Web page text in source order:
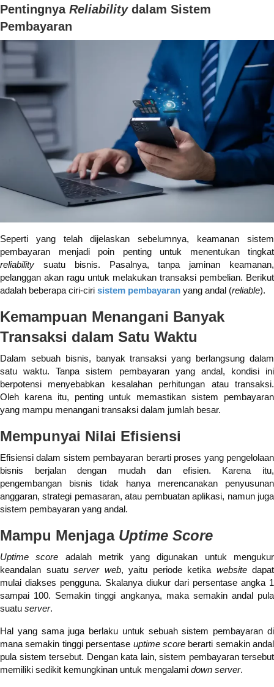
Pentingnya Reliability dalam Sistem
Pembayaran
Seperti yang telah dijelaskan sebelumnya, keamanan sistem
pembayaran menjadi poin penting untuk menentukan tingkat
reliability suatu bisnis. Pasalnya, tanpa jaminan keamanan,
pelanggan akan ragu untuk melakukan transaksi pembelian. Berikut
adalah beberapa ciri-ciri sistem pembayaran yang andal (reliable).
Kemampuan Menangani Banyak
Transaksi dalam Satu Waktu
Dalam sebuah bisnis, banyak transaksi yang berlangsung dalam
satu waktu. Tanpa sistem pembayaran yang andal, kondisi ini
berpotensi menyebabkan kesalahan perhitungan atau transaksi.
Oleh karena itu, penting untuk memastikan sistem pembayaran
yang mampu menangani transaksi dalam jumlah besar.
Mempunyai Nilai Efisiensi
Efisiensi dalam sistem pembayaran berarti proses yang pengelolaan
bisnis berjalan dengan mudah dan efisien. Karena itu,
pengembangan bisnis tidak hanya merencanakan penyusunan
anggaran, strategi pemasaran, atau pembuatan aplikasi, namun juga
sistem pembayaran yang andal.
Mampu Menjaga Uptime Score
Uptime score adalah metrik yang digunakan untuk mengukur
keandalan suatu server web, yaitu periode ketika website dapat
mulai diakses pengguna. Skalanya diukur dari persentase angka 1
sampai 100. Semakin tinggi angkanya, maka semakin andal pula
suatu server.
Hal yang sama juga berlaku untuk sebuah sistem pembayaran di
mana semakin tinggi persentase uptime scoreberarti semakin andal
pula sistem tersebut. Dengan kata lain, sistem pembayaran tersebut
memiliki sedikit kemungkinan untuk mengalami down server.